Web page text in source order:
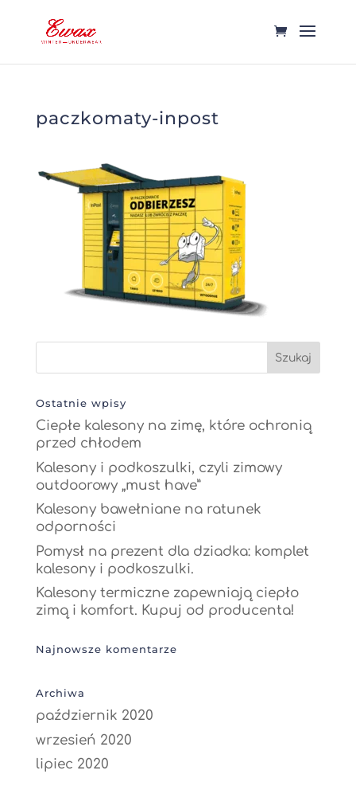
paczkomaty-inpost
Ostatnie wpisy
Ciepłe kalesony na zimę, które ochronią
przed chłodem
Kalesony i podkoszulki, czyli zimowy
outdoorowy „must have”
Kalesony bawełniane na ratunek
odporności
Pomysł na prezent dla dziadka: komplet
kalesony i podkoszulki.
Kalesony termiczne zapewniają ciepło
zimą i komfort. Kupuj od producenta!
Najnowsze komentarze
Archiwa
październik 2020
wrzesień 2020
lipiec 2020